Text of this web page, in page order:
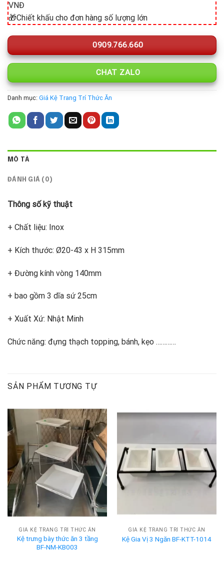
VNĐ
🎁Chiết khấu cho đơn hàng số lượng lớn
0909.766.660
CHAT ZALO
Danh mục: Giá Kệ Trang Trí Thức Ăn
MÔ TẢ
ĐÁNH GIÁ (0)
Thông số kỹ thuật
+ Chất liệu: Inox
+ Kích thước: Ø20-43 x H 315mm
+ Đường kính vòng 140mm
+ bao gồm 3 dĩa sứ 25cm
+ Xuất Xứ: Nhật Minh
Chức năng: đựng thạch topping, bánh, kẹo …………
SẢN PHẨM TƯƠNG TỰ
GIÁ KỆ TRANG TRÍ THỨC ĂN
Kệ trưng bày thức ăn 3 tầng
BF-NM-KB003
GIÁ KỆ TRANG TRÍ THỨC ĂN
Kệ Gia Vị 3 Ngăn BF-KTT-1014